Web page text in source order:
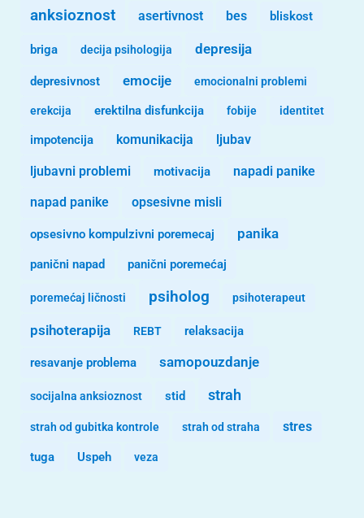
anksioznost asertivnost bes bliskost
briga decija psihologija depresija
depresivnost emocije emocionalni problemi
erekcija erektilna disfunkcija fobije identitet
impotencija komunikacija ljubav
ljubavni problemi motivacija napadi panike
napad panike opsesivne misli
opsesivno kompulzivni poremecaj panika
panični napad panični poremećaj
poremećaj ličnosti psiholog psihoterapeut
psihoterapija REBT relaksacija
resavanje problema samopouzdanje
socijalna anksioznost stid strah
strah od gubitka kontrole strah od straha stres
tuga Uspeh veza